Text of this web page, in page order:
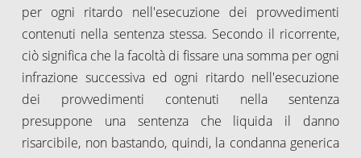
per ogni ritardo nell'esecuzione dei provvedimenti
contenuti nella sentenza stessa. Secondo il ricorrente,
ciò significa che la facoltà di fissare una somma per ogni
infrazione successiva ed ogni ritardo nell'esecuzione
dei provvedimenti contenuti nella sentenza
presuppone una sentenza che liquida il danno
risarcibile, non bastando, quindi, la condanna generica